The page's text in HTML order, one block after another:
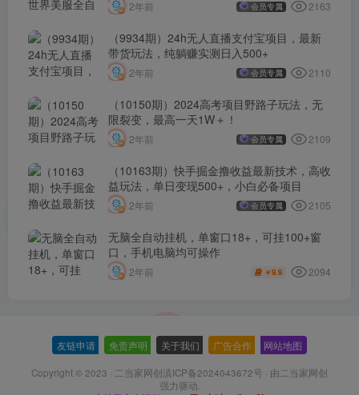
2年前 会员专属 2163
（9934期）24h无人直播支付宝项目，最新
带货玩法，纯躺赚实测日入500+
2年前 会员专属 2110
（10150期）2024高考项目野路子玩法，无
限裂变，最高一天1W＋！
2年前 会员专属 2109
（10163期）快手掘金撸收益最新技术，高收
益玩法，单日变现500+，小白必备项目
2年前 会员专属 2105
无脑全自动挂机，单窗口18+，可挂100+窗
口，手机电脑均可操作
2年前 ￥9.9 2094
友链申请 免责声明 关于我们 广告合作 网站地图
Copyright © 2023 · 二当家网创滇ICP备2024043672号 · 由二当家网创
强力驱动.